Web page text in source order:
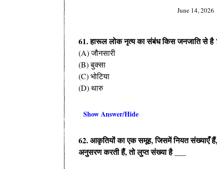
June 14, 2026
61. हारूल लोक नृत्य का संबंध किस जनजाति से है
(A) जौनसारी
(B) बुक्सा
(C) भोटिया
(D) थारु
Show Answer/Hide
62. आकृतियों का एक समूह, जिसमें नियत संख्याएँ
अनुसरण करती हैं, तो लुप्त संख्या है ___